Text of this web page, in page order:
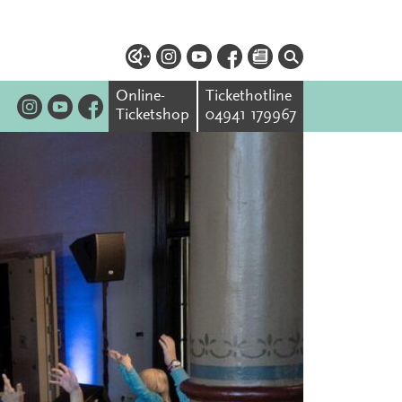
Online-
Ticketshop
Tickethotline
04941 179967